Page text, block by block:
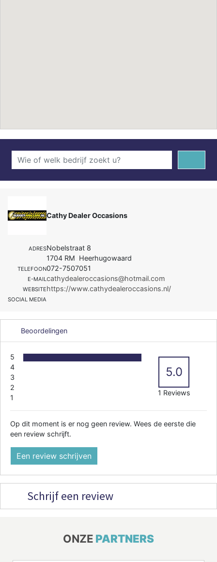
Cathy Dealer Occasions
ADRESNobelstraat 8
1704 RM Heerhugowaard
TELEFOON072-7507051
E-MAILcathydealeroccasions@hotmail.com
WEBSITEhttps://www.cathydealeroccasions.nl/
SOCIAL MEDIA
Beoordelingen
5
4
3
2
1
5.0
1 Reviews
Op dit moment is er nog geen review. Wees de eerste die
een review schrijft.
Een review schrijven
Schrijf een review
ONZE PARTNERS